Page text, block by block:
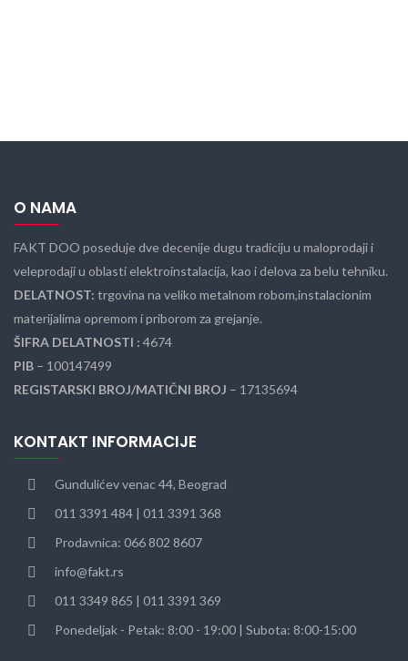
O NAMA
FAKT DOO poseduje dve decenije dugu tradiciju u maloprodaji i
veleprodaji u oblasti elektroinstalacija, kao i delova za belu tehniku.
DELATNOST: trgovina na veliko metalnom robom,instalacionim
materijalima opremom i priborom za grejanje.
ŠIFRA DELATNOSTI : 4674
PIB – 100147499
REGISTARSKI BROJ/MATIČNI BROJ – 17135694
KONTAKT INFORMACIJE
Gundulićev venac 44, Beograd
011 3391 484 | 011 3391 368
Prodavnica: 066 802 8607
info@fakt.rs
011 3349 865 | 011 3391 369
Ponedeljak - Petak: 8:00 - 19:00 | Subota: 8:00-15:00